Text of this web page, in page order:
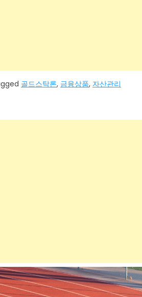
골드스탁론, 금융상품, 자산관리